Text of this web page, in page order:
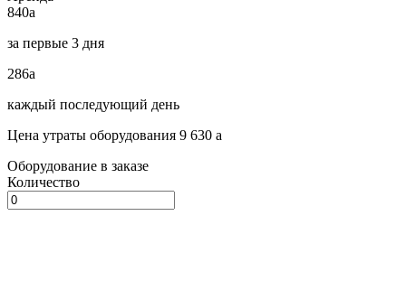
840a
за первые 3 дня
286a
каждый последующий день
Цена утраты оборудования 9 630 a
Оборудование в заказе
Количество